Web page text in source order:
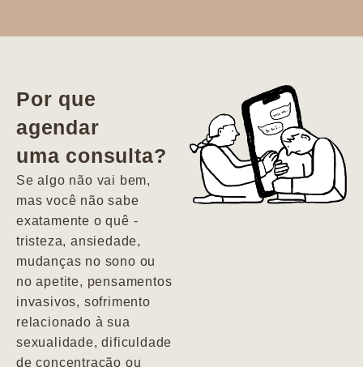
vida. Ela me
encontrou num
estado misto de
depressão e
agitação com
pensamentos
Por que
agendar
uma consulta?
Se algo não vai bem,
mas você não sabe
exatamente o quê -
tristeza, ansiedade,
mudanças no sono ou
no apetite, pensamentos
invasivos, sofrimento
relacionado à sua
sexualidade, dificuldade
de concentração ou